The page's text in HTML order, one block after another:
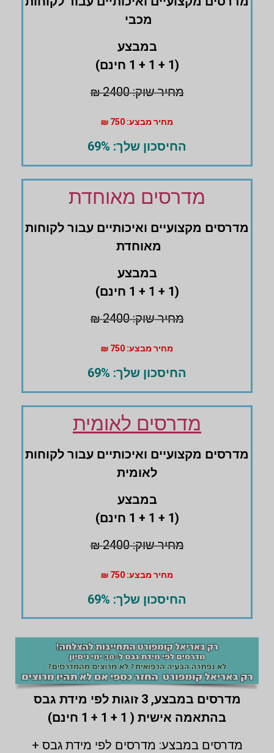
מכבי
במבצע
(1 + 1 + 1 חינם)
מחיר שוק: 2400 ₪
מחיר מבצע: 750 ₪
החיסכון שלך: 69%
מדרסים מאוחדת
מדרסים ‏מקצועיים ואיכותיים עבור לקוחות
מאוחדת
במבצע
(1 + 1 + 1 חינם)
מחיר שוק: 2400 ₪
מחיר מבצע: 750 ₪
החיסכון שלך: 69%
מדרסים לאומית
מדרסים ‏מקצועיים ואיכותיים עבור לקוחות
לאומית
במבצע
(1 + 1 + 1 חינם)
מחיר שוק: 2400 ₪
מחיר מבצע: 750 ₪
החיסכון שלך: 69%
מדרסים במבצע,
3 זוגות לפי מידת גבס
בהתאמה אישית ( 1 + 1 + 1 חינם)
מדרסים במבצע: מדרסים לפי מידת גבס +